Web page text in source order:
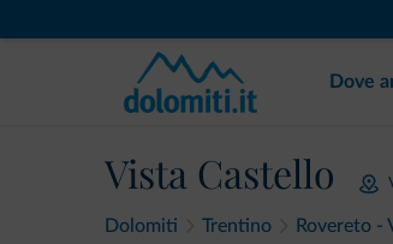
Dove
Vista Castello
Dolomiti Trentino Rovereto -